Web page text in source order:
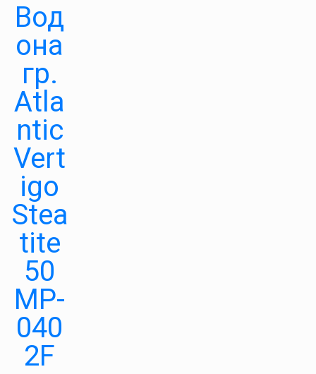
Вод
она
гр.
Atla
ntic
Vert
igo
Stea
tite
50
MP-
040
2F